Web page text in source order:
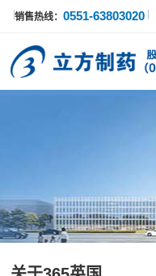
销售热线：0551-63803020